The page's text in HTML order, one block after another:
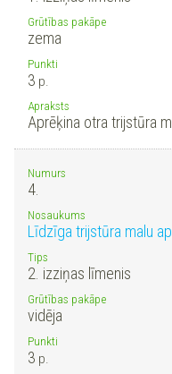
Grūtības pakāpe
zema
Punkti
3 p.
Apraksts
Aprēķina otra trijstūra
Numurs
4.
Nosaukums
Līdzīga trijstūra malu
Tips
2. izziņas līmenis
Grūtības pakāpe
vidēja
Punkti
3 p.